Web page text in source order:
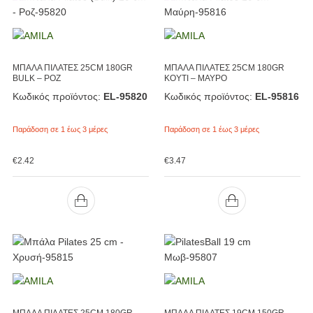
ΜΠΑΛΑ ΠΙΛΑΤΕΣ 25CM 180GR
BULK – ΡΟΖ
Κωδικός προϊόντος: EL-95820
Παράδοση σε 1 έως 3 μέρες
€2.42
ΜΠΑΛΑ ΠΙΛΑΤΕΣ 25CM 180GR
ΚΟΥΤΙ – ΜΑΥΡΟ
Κωδικός προϊόντος: EL-95816
Παράδοση σε 1 έως 3 μέρες
€3.47